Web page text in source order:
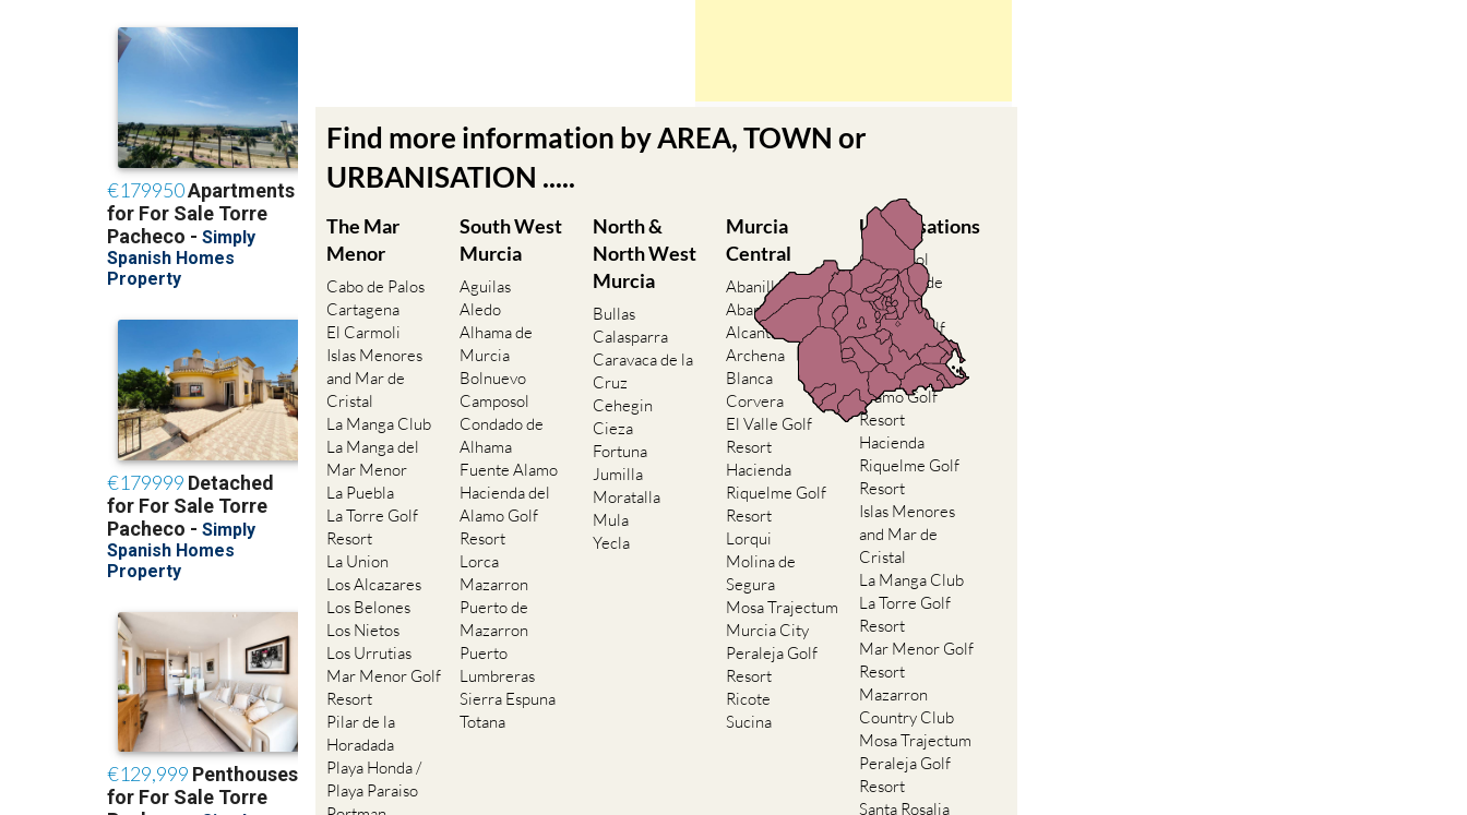
Find more information by AREA, TOWN or
URBANISATION .....
The Mar
Menor
Cabo de Palos
Cartagena
El Carmoli
Islas Menores
and Mar de
Cristal
La Manga Club
La Manga del
Mar Menor
La Puebla
La Torre Golf
Resort
La Union
Los Alcazares
Los Belones
Los Nietos
Los Urrutias
Mar Menor Golf
Resort
Pilar de la
Horadada
Playa Honda /
Playa Paraiso
South West
Murcia
Aguilas
Aledo
Alhama de
Murcia
Bolnuevo
Camposol
Condado de
Alhama
Fuente Alamo
Hacienda del
Alamo Golf
Resort
Lorca
Mazarron
Puerto de
Mazarron
Puerto
Lumbreras
Sierra Espuna
Totana
North &
North West
Murcia
Bullas
Calasparra
Caravaca de la
Cruz
Cehegin
Cieza
Fortuna
Jumilla
Moratalla
Mula
Yecla
Murcia
Central
Abanilla
Abaran
Alcantarilla
Archena
Blanca
Corvera
El Valle Golf
Resort
Hacienda
Riquelme Golf
Resort
Lorqui
Molina de
Segura
Mosa Trajectum
Murcia City
Peraleja Golf
Resort
Ricote
Sucina
Urbanisations
Camposol
Condado de
Alhama
El Valle Golf
Resort
Hacienda del
Alamo Golf
Resort
Hacienda
Riquelme Golf
Resort
Islas Menores
and Mar de
Cristal
La Manga Club
La Torre Golf
Resort
Mar Menor Golf
Resort
Mazarron
Country Club
Mosa Trajectum
Peraleja Golf
Resort
Santa Rosalia